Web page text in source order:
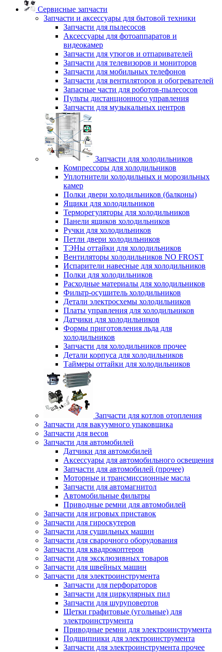
Сервисные запчасти
Запчасти и аксессуары для бытовой техники
Запчасти для пылесосов
Аксессуары для фотоаппаратов и
видеокамер
Запчасти для утюгов и отпаривателей
Запчасти для телевизоров и мониторов
Запчасти для мобильных телефонов
Запчасти для вентиляторов и обогревателей
Запасные части для роботов-пылесосов
Пульты дистанционного управления
Запчасти для музыкальных центров
Запчасти для холодильников
Компрессоры для холодильников
Уплотнители холодильных и морозильных
камер
Полки двери холодильников (балконы)
Ящики для холодильников
Терморегуляторы для холодильников
Панели ящиков холодильников
Ручки для холодильников
Петли двери холодильников
ТЭНы оттайки для холодильников
Вентиляторы холодильников NO FROST
Испарители навесные для холодильников
Полки для холодильников
Расходные материалы для холодильников
Фильтр-осушитель холодильников
Детали электросхемы холодильников
Платы управления для холодильников
Датчики для холодильников
Формы приготовления льда для
холодильников
Запчасти для холодильников прочее
Детали корпуса для холодильников
Таймеры оттайки для холодильников
Запчасти для котлов отопления
Запчасти для вакуумного упаковщика
Запчасти для весов
Запчасти для автомобилей
Датчики для автомобилей
Аксессуары для автомобильного освещения
Запчасти для автомобилей (прочее)
Моторные и трансмиссионные масла
Запчасти для автомагнитол
Автомобильные фильтры
Приводные ремни для автомобилей
Запчасти для игровых приставок
Запчасти для гироскутеров
Запчасти для сушильных машин
Запчасти для сварочного оборудования
Запчасти для квадрокоптеров
Запчасти для эксклюзивных товаров
Запчасти для швейных машин
Запчасти для электроинструмента
Запчасти для перфораторов
Запчасти для циркулярных пил
Запчасти для шуруповертов
Щетки графитовые (угольные) для
электроинструмента
Приводные ремни для электроинструмента
Подшипники для электроинструмента
Запчасти для электроинструмента прочее